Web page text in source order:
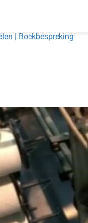
| Boekbespreking